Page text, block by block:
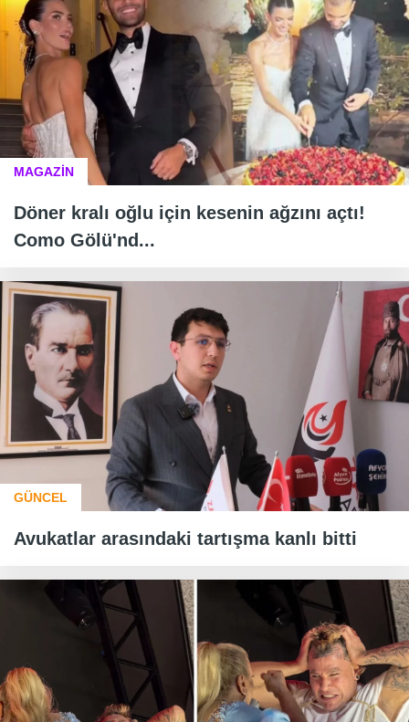
MAGAZİN
Döner kralı oğlu için kesenin ağzını açtı!
Como Gölü'nd...
GÜNCEL
Avukatlar arasındaki tartışma kanlı bitti